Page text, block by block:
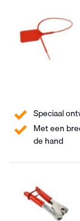
Speciaal
Met een
de hand